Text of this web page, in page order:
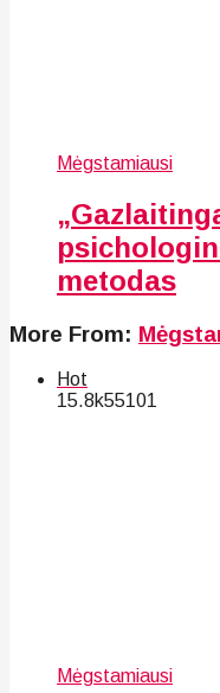
Mėgstamiausi
metodas
More From:
Hot
15.8k55101
Mėgstamiausi